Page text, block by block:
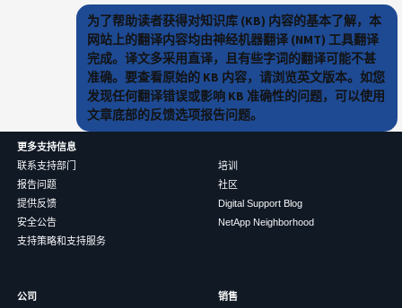
为了帮助读者获得对知识库 (KB) 内容的基本了解，本
网站上的翻译内容均由神经机器翻译 (NMT) 工具翻译
完成。译文多采用直译，且有些字词的翻译可能不甚
准确。要查看原始的 KB 内容，请浏览英文版本。如您
发现任何翻译错误或影响 KB 准确性的问题，可以使用
文章底部的反馈选项报告问题。
更多支持信息
联系支持部门
报告问题
提供反馈
安全公告
支持策略和支持服务
培训
社区
Digital Support Blog
NetApp Neighborhood
公司
销售